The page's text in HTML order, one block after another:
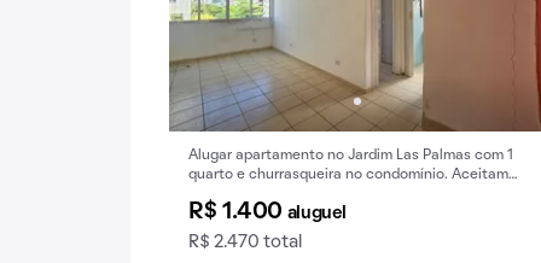
Alugar apartamento no Jardim Las Palmas com 1
quarto e churrasqueira no condomínio. Aceitam-
R$ 1.400 aluguel
R$ 2.470 total